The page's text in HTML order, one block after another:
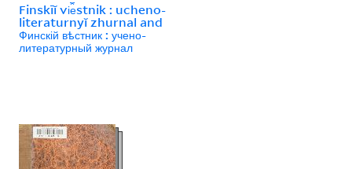
Finskīĭ vi︠e︡stnik : ucheno-
literaturnyĭ zhurnal and
Финскій вѣстник : учено-
литературный журнал